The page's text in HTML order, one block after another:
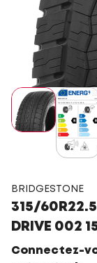
BRIDGESTONE
315/60R22.5
DRIVE 002
Connectez-